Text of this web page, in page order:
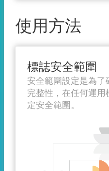
使用方法
標誌安全範圍
安全範圍設定是為
完整性，在任何運
定安全範圍。